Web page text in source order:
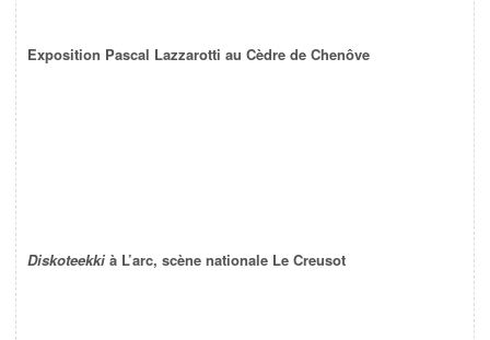
Exposition Pascal Lazzarotti au Cèdre de Chenôve
Diskoteekki à L’arc, scène nationale Le Creusot